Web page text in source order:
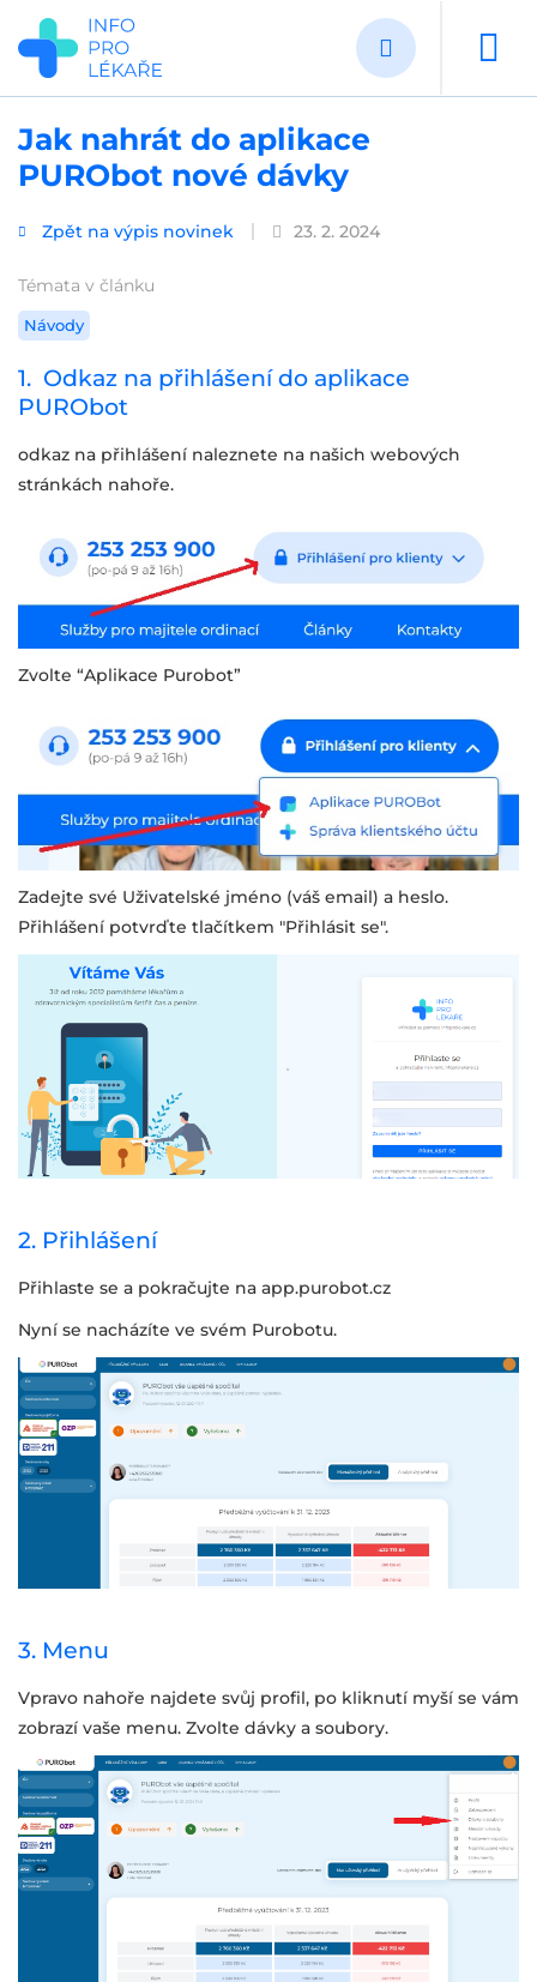
Přejít
hlavnímu
obsahu
Jak nahrát do aplikace
PURObot nové dávky
Zpět na výpis novinek 23. 2. 2024
Témata v článku
Návody
1. Odkaz na přihlášení do aplikace
PURObot
odkaz na přihlášení naleznete na našich webových
stránkách nahoře.
Zvolte “Aplikace Purobot”
Zadejte své Uživatelské jméno (váš email) a heslo.
Přihlášení potvrďte tlačítkem "Přihlásit se".
2. Přihlášení
Přihlaste se a pokračujte na app.purobot.cz
Nyní se nacházíte ve svém Purobotu.
3. Menu
Vpravo nahoře najdete svůj profil, po kliknutí myší se vám
zobrazí vaše menu. Zvolte dávky a soubory.